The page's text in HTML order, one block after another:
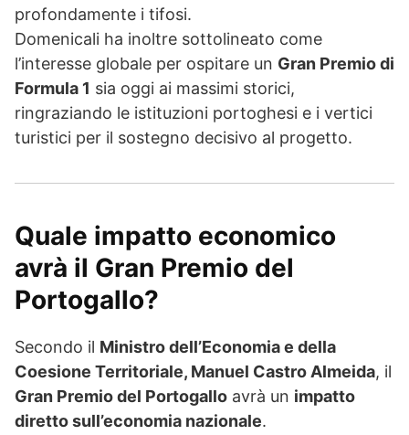
profondamente i tifosi.
Domenicali ha inoltre sottolineato come
l’interesse globale per ospitare un Gran Premio di
Formula 1 sia oggi ai massimi storici,
ringraziando le istituzioni portoghesi e i vertici
turistici per il sostegno decisivo al progetto.
Quale impatto economico
avrà il Gran Premio del
Portogallo?
Secondo il Ministro dell’Economia e della
Coesione Territoriale, Manuel Castro Almeida, il
Gran Premio del Portogallo avrà un impatto
diretto sull’economia nazionale.